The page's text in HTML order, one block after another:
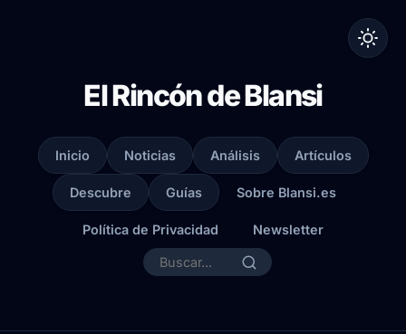
El Rincón de Blansi
Inicio Noticias Análisis Artículos
Descubre Guías Sobre Blansi.es
Política de Privacidad Newsletter